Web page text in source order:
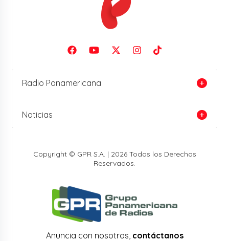
Radio Panamericana
Noticias
Copyright © GPR S.A. | 2026 Todos los Derechos
Reservados.
Anuncia con nosotros, contáctanos